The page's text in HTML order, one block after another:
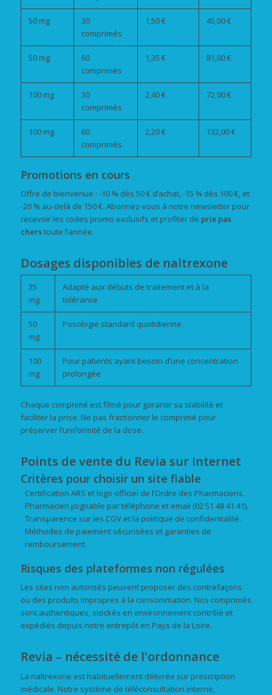
50 mg
30
comprimés
1,50 € 45,00 €
50 mg
60
comprimés
1,35 € 81,00 €
100 mg
30
comprimés
2,40 € 72,00 €
100 mg
60
comprimés
2,20 € 132,00 €
Promotions en cours
Offre de bienvenue : -10 % dès 50 € d’achat, -15 % dès 100 €, et
-20 % au-delà de 150 €. Abonnez-vous à notre newsletter pour
recevoir les codes promo exclusifs et profiter de prix pas
cherstoute l’année.
Dosages disponibles de naltrexone
25
mg
Adapté aux débuts de traitement et à la
tolérance
50
mg
Posologie standard quotidienne
100
mg
Pour patients ayant besoin d’une concentration
prolongée
Chaque comprimé est filmé pour garantir sa stabilité et
faciliter la prise. Ne pas fractionner le comprimé pour
préserver l’uniformité de la dose.
Points de vente du Revia sur Internet
Critères pour choisir un site fiable
Certification ARS et logo officiel de l’Ordre des Pharmaciens.
Pharmacien joignable par téléphone et email (02 51 48 41 41).
Transparence sur les CGV et la politique de confidentialité.
Méthodes de paiement sécurisées et garanties de
remboursement.
Risques des plateformes non régulées
Les sites non autorisés peuvent proposer des contrefaçons
ou des produits impropres à la consommation. Nos comprimés
sont authentiques, stockés en environnement contrôlé et
expédiés depuis notre entrepôt en Pays de la Loire.
Revia – nécessité de l'ordonnance
La naltrexone est habituellement délivrée sur prescription
médicale. Notre système de téléconsultation interne,